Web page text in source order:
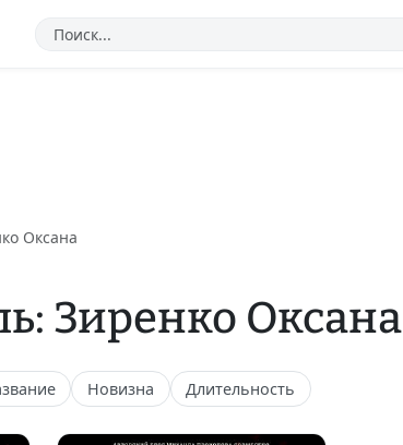
Оксана
Зиренко Оксана
Новизна Длительность